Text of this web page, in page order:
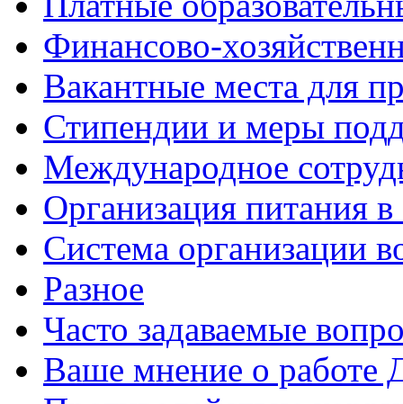
Финансово-
Вакантные места для
Стипендии и меры
Международное
Организация питания в
Система организации
Разное
Часто задаваемые
Ваше мнение о